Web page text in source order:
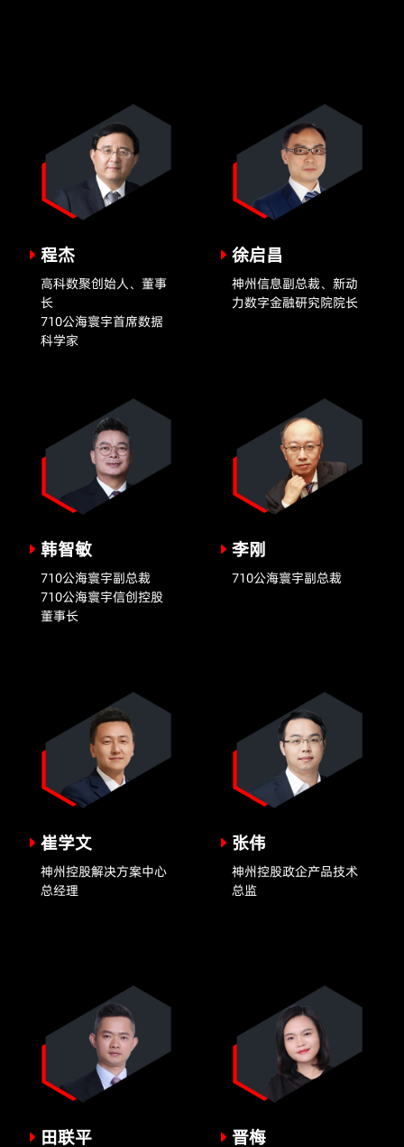
程杰
高科数聚创始人、董事
长
710公海寰宇首席数据
科学家
徐启昌
神州信息副总裁、新动
力数字金融研究院院长
韩智敏
710公海寰宇副总裁
710公海寰宇信创控股
董事长
李刚
710公海寰宇副总裁
崔学文
神州控股解决方案中心
总经理
张伟
神州控股政企产品技术
总监
田联平 晋梅